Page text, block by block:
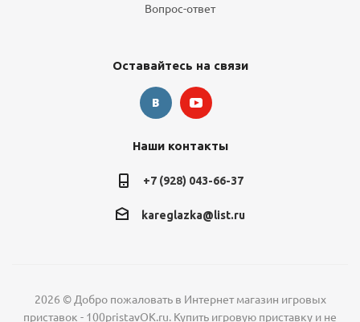
Вопрос-ответ
Оставайтесь на связи
Наши контакты
+7 (928) 043-66-37
kareglazka@list.ru
2026 © Добро пожаловать в Интернет магазин игровых
приставок - 100pristavOK.ru. Купить игровую приставку и не